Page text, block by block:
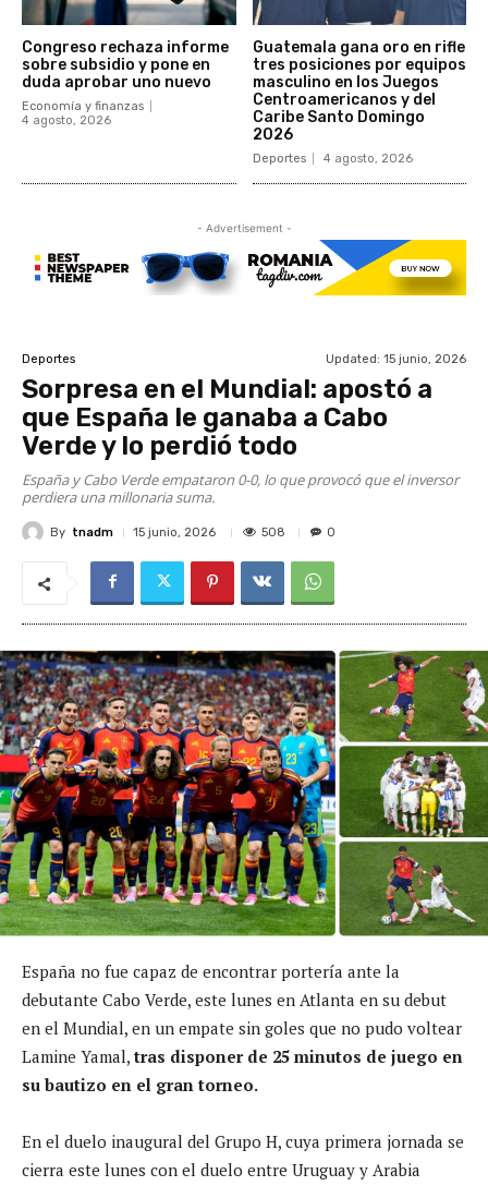
Congreso rechaza informe
sobre subsidio y pone en
duda aprobar uno nuevo
Economía y finanzas
4 agosto, 2026
Guatemala gana oro en rifle
tres posiciones por equipos
masculino en los Juegos
Centroamericanos y del
Caribe Santo Domingo
2026
Deportes 4 agosto, 2026
- Advertisement -